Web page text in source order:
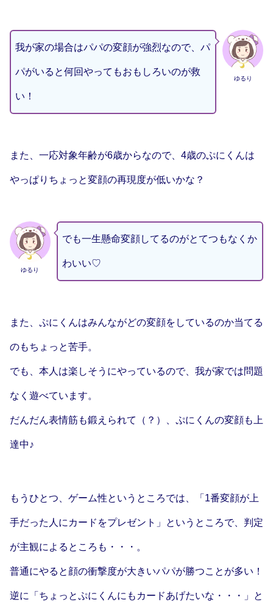
ゆるり
我が家の場合はパパの変顔が強烈なので、パ
パがいると何回やってもおもしろいのが救
い！
また、一応対象年齢が6歳からなので、4歳のぷにくんは
やっぱりちょっと変顔の再現度が低いかな？
ゆるり
でも一生懸命変顔してるのがとてつもなくか
わいい♡
また、ぷにくんはみんながどの変顔をしているのか当てる
のもちょっと苦手。
でも、本人は楽しそうにやっているので、我が家では問題
なく遊べています。
だんだん表情筋も鍛えられて（？）、ぷにくんの変顔も上
達中♪
もうひとつ、ゲーム性というところでは、「1番変顔が上
手だった人にカードをプレゼント」というところで、判定
が主観によるところも・・・。
普通にやると顔の衝撃度が大きいパパが勝つことが多い！
逆に「ちょっとぷにくんにもカードあげたいな・・・」と